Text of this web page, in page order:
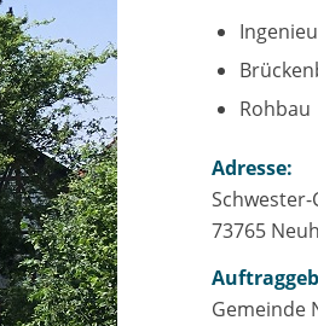
Rohbau
Adresse:
73765
Gemeinde